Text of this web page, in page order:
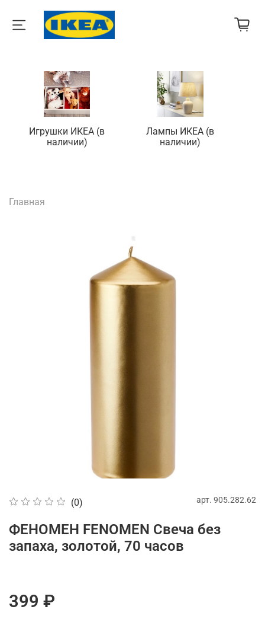
Игрушки ИКЕА (в
наличии)
Лампы ИКЕА (в
наличии)
Главная
(0) арт. 905.282.62
ФЕНОМЕН FENOMEN Cвеча без
запаха, золотой, 70 часов
399 ₽